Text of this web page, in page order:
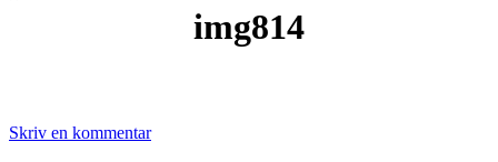
img814
Skriv en kommentar